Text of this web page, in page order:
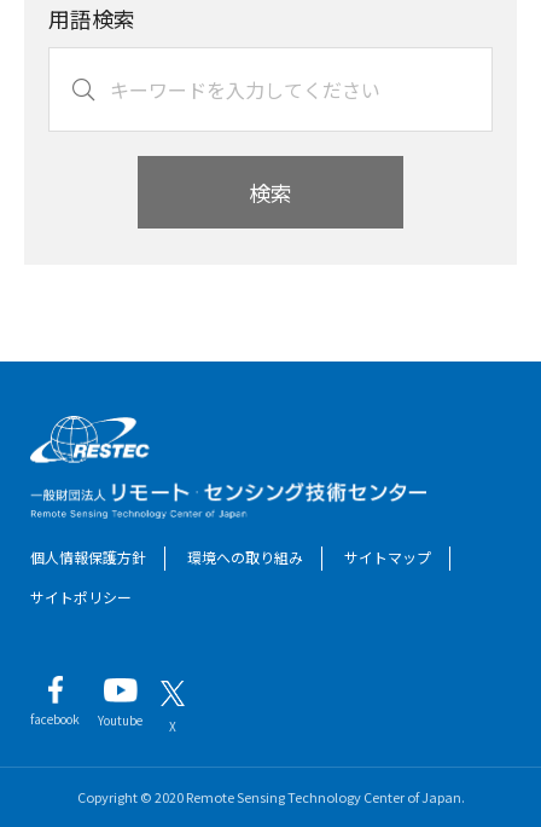
用語検索
検索
個人情報保護方針 環境への取り組み
サイトマップ
サイトポリシー
facebook Youtube X
Copyright © 2020 Remote Sensing Technology Center of Japan.